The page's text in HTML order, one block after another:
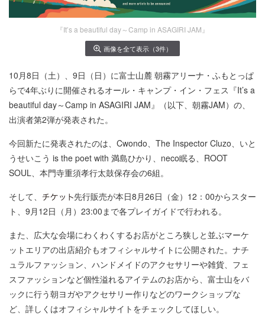
『It’s a beautiful day～Camp in ASAGIRI JAM』
画像を全て表示（3件）
10月8日（土）、9日（日）に富士山麓 朝霧アリーナ・ふもとっぱ
らで4年ぶりに開催されるオール・キャンプ・イン・フェス『It’s a
beautiful day～Camp in ASAGIRI JAM』（以下、朝霧JAM）の、
出演者第2弾が発表された。
今回新たに発表されたのは、Cwondo、The Inspector Cluzo、いと
うせいこう is the poet with 満島ひかり、neco眠る、ROOT
SOUL、本門寺重須孝行太鼓保存会の6組。
そして、
先行販売が本日8月26日（金）12：00からスター
ト、9月12日（月）23:00まで各プレイガイドで行われる。
また、広大な会場にわくわくするお店がところ狭しと並ぶマーケ
ットエリアの出店紹介もオフィシャルサイトに公開された。ナチ
ュラルファッション、ハンドメイドのアクセサリーや雑貨、フェ
スファッションなど個性溢れるアイテムのお店から、富士山をバ
ックに行う朝ヨガやアクセサリー作りなどのワークショップな
ど、詳しくはオフィシャルサイトをチェックしてほしい。